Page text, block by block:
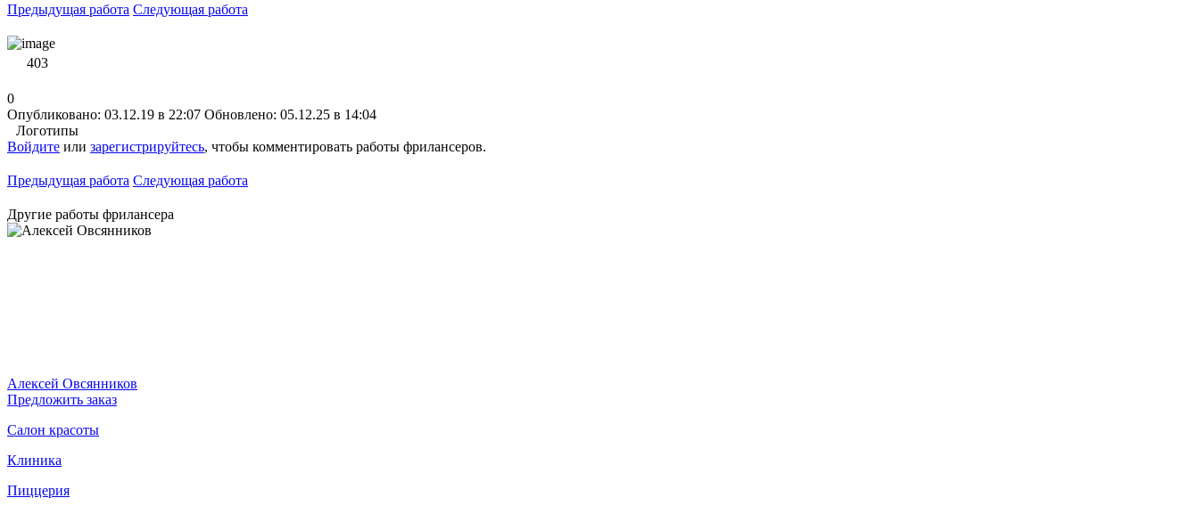
Предыдущая работа Следующая работа
403
0
Опубликовано: 03.12.19 в 22:07 Обновлено: 05.12.25 в 14:04
Логотипы
Войдите или зарегистрируйтесь, чтобы комментировать работы фрилансеров.
Предыдущая работа Следующая работа
Другие работы фрилансера
Алексей Овсянников
Предложить заказ
Салон красоты
Клиника
Пиццерия